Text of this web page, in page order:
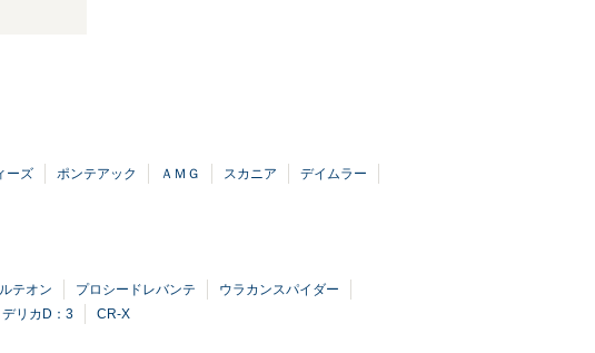
ーズ ポンテアック ＡＭＧ スカニア
デイムラー
テオン プロシードレバンテ
ウラカンスパイダー
デリカD：3 CR-X